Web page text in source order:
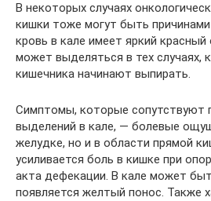
В некоторых случаях
кишки тоже могут быть причинами
кровь в кале имеет яркий
может выделяться в тех случаях,
кишечника начинают выпирать.
Симптомы, которые сопутствуют
выделений в кале, — болевые
желудке, но и в области прямой
усиливается боль в кишке при
акта дефекации. В кале может
появляется желтый понос. Также